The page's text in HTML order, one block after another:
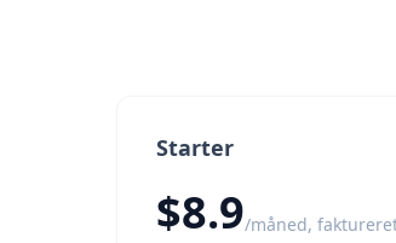
Starter
$8.9/måned,